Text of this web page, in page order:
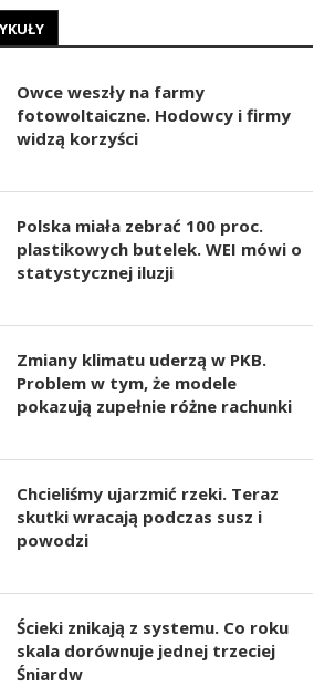
Owce weszły na farmy
fotowoltaiczne. Hodowcy i firmy
widzą korzyści
Polska miała zebrać 100 proc.
plastikowych butelek. WEI mówi o
statystycznej iluzji
Zmiany klimatu uderzą w PKB.
Problem w tym, że modele
pokazują zupełnie różne rachunki
Chcieliśmy ujarzmić rzeki. Teraz
skutki wracają podczas susz i
powodzi
Ścieki znikają z systemu. Co roku
skala dorównuje jednej trzeciej
Śniardw